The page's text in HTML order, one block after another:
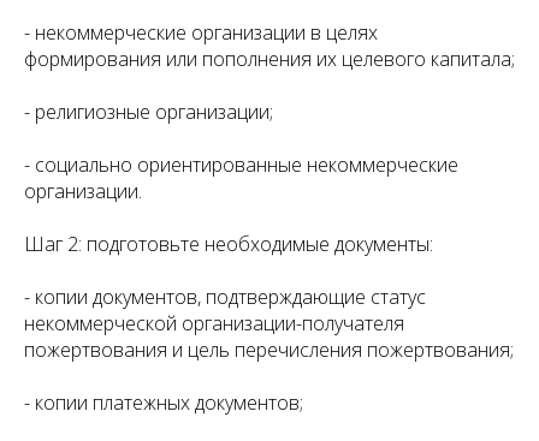
- некоммерческие организации в целях
формирования или пополнения их целевого капитала;
- религиозные организации;
- социально ориентированные некоммерческие
организации.
Шаг 2: подготовьте необходимые документы:
- копии документов, подтверждающие статус
некоммерческой организации-получателя
пожертвования и цель перечисления пожертвования;
- копии платежных документов;